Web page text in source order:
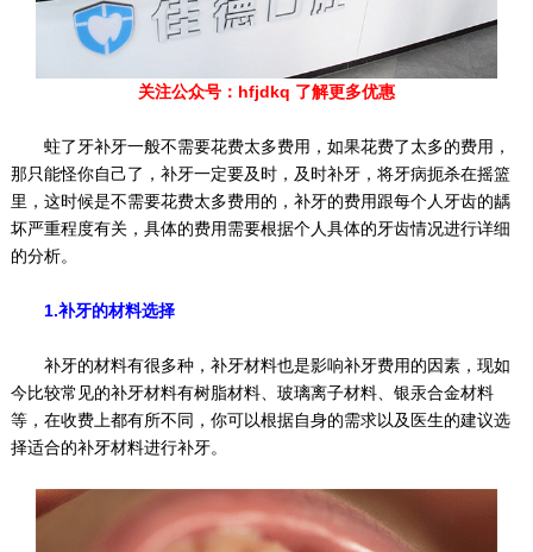
关注公众号：hfjdkq 了解更多优惠
蛀了牙补牙一般不需要花费太多费用，如果花费了太多的费用，
那只能怪你自己了，补牙一定要及时，及时补牙，将牙病扼杀在摇篮
里，这时候是不需要花费太多费用的，补牙的费用跟每个人牙齿的龋
坏严重程度有关，具体的费用需要根据个人具体的牙齿情况进行详细
的分析。
1.补牙的材料选择
补牙的材料有很多种，补牙材料也是影响补牙费用的因素，现如
今比较常见的补牙材料有树脂材料、玻璃离子材料、银汞合金材料
等，在收费上都有所不同，你可以根据自身的需求以及医生的建议选
择适合的补牙材料进行补牙。